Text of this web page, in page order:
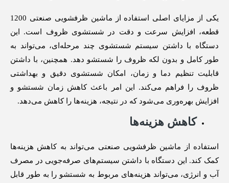
یکی از مزایای اصلی استفاده از ماشین ظرفشویی صنعتی 1200
قطعه، افزایش سرعت و دقت در شستشوی ظروف است. این
دستگاه با داشتن سیستم شستشوی چند مرحله‌ای، می‌تواند به
طور کامل و بدون لکه ظروف را شستشو دهد. همچنین، با داشتن
قابلیت تنظیم دما و زمان، امکان شستشوی دقیق و بهداشتی
ظروف را فراهم می‌کند. این امر باعث کاهش زمان شستشو و
افزایش بهره‌وری می‌شود که در نتیجه، هزینه‌ها را کاهش می‌دهد.
کاهش هزینه‌ها
استفاده از ماشین ظرفشویی صنعتی می‌تواند به کاهش هزینه‌ها
کمک کند. این دستگاه با داشتن سیستم‌های صرفه‌جویی در مصرف
آب و انرژی، می‌تواند هزینه‌های مربوط به شستشو را به طور قابل